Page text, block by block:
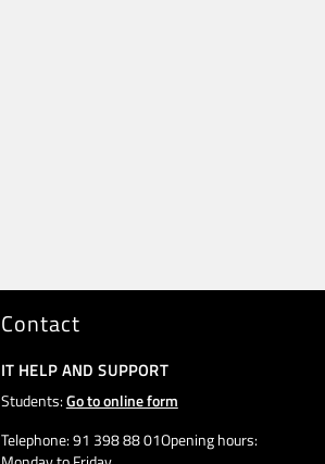
Contact
IT HELP AND SUPPORT
Students:Go to online form
Telephone: 91 398 88 01Opening hours: